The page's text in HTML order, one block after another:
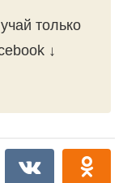
только
↓